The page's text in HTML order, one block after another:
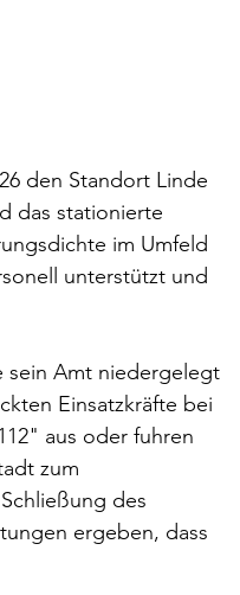
den Standort Linde
das stationierte
im Umfeld
unterstützt und
sein Amt niedergelegt
Einsatzkräfte bei
aus oder fuhren
zum
des
ergeben, dass